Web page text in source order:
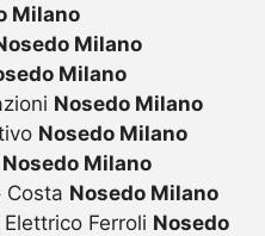
Milano
Milano
Milano
Nosedo Milano
Nosedo Milano
Nosedo Milano
Costa Nosedo Milano
Ferroli Nosedo